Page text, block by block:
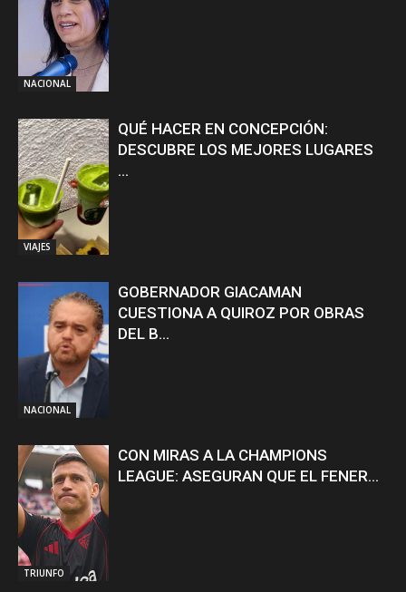
NACIONAL
VIAJES
QUÉ HACER EN CONCEPCIÓN:
DESCUBRE LOS MEJORES LUGARES
...
NACIONAL
GOBERNADOR GIACAMAN
CUESTIONA A QUIROZ POR OBRAS
DEL B...
TRIUNFO
CON MIRAS A LA CHAMPIONS
LEAGUE: ASEGURAN QUE EL FENER...